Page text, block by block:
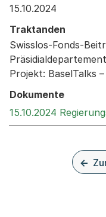
15.10.2024
Traktanden
Swisslos-Fonds-
Projekt: BaselTalks
Dokumente
15.10.2024